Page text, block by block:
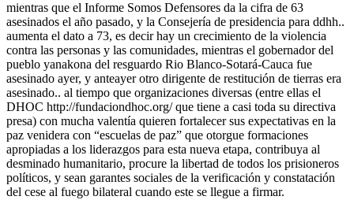
mientras que el Informe Somos Defensores da la cifra de 63
asesinados el año pasado, y la Consejería de presidencia para ddhh..
aumenta el dato a 73, es decir hay un crecimiento de la violencia
contra las personas y las comunidades, mientras el gobernador del
pueblo yanakona del resguardo Rio Blanco-Sotará-Cauca fue
asesinado ayer, y anteayer otro dirigente de restitución de tierras era
asesinado.. al tiempo que organizaciones diversas (entre ellas el
DHOC http://fundaciondhoc.org/ que tiene a casi toda su directiva
presa) con mucha valentía quieren fortalecer sus expectativas en la
paz venidera con “escuelas de paz” que otorgue formaciones
apropiadas a los liderazgos para esta nueva etapa, contribuya al
desminado humanitario, procure la libertad de todos los prisioneros
políticos, y sean garantes sociales de la verificación y constatación
del cese al fuego bilateral cuando este se llegue a firmar.